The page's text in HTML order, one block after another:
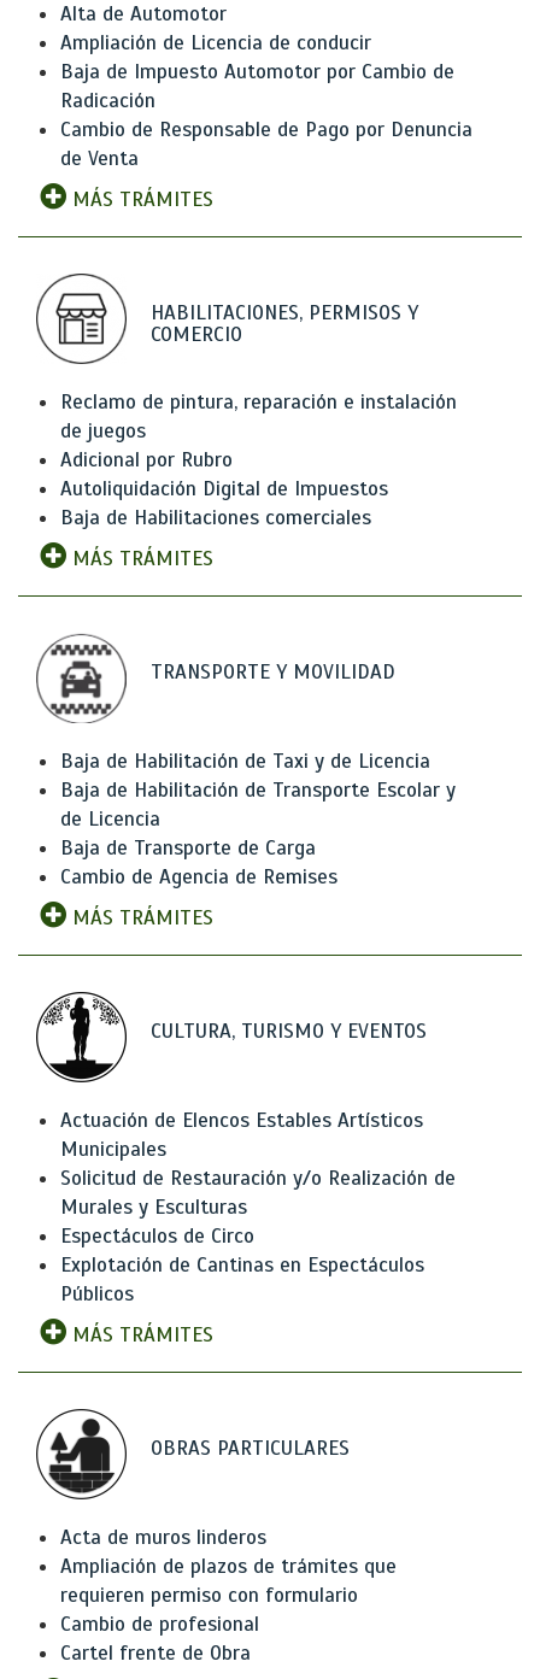
Alta de Automotor
Ampliación de Licencia de conducir
Baja de Impuesto Automotor por Cambio de
Radicación
Cambio de Responsable de Pago por Denuncia
de Venta
MÁS TRÁMITES
HABILITACIONES, PERMISOS Y
COMERCIO
Reclamo de pintura, reparación e instalación
de juegos
Adicional por Rubro
Autoliquidación Digital de Impuestos
Baja de Habilitaciones comerciales
MÁS TRÁMITES
TRANSPORTE Y MOVILIDAD
Baja de Habilitación de Taxi y de Licencia
Baja de Habilitación de Transporte Escolar y
de Licencia
Baja de Transporte de Carga
Cambio de Agencia de Remises
MÁS TRÁMITES
CULTURA, TURISMO Y EVENTOS
Actuación de Elencos Estables Artísticos
Municipales
Solicitud de Restauración y/o Realización de
Murales y Esculturas
Espectáculos de Circo
Explotación de Cantinas en Espectáculos
Públicos
MÁS TRÁMITES
OBRAS PARTICULARES
Acta de muros linderos
Ampliación de plazos de trámites que
requieren permiso con formulario
Cambio de profesional
Cartel frente de Obra